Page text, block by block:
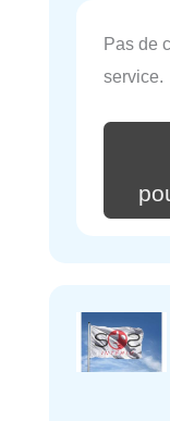
Pas de
service.